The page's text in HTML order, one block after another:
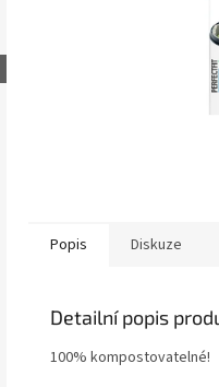
Popis Diskuze
Detailní popis
100% kompostovatelné!